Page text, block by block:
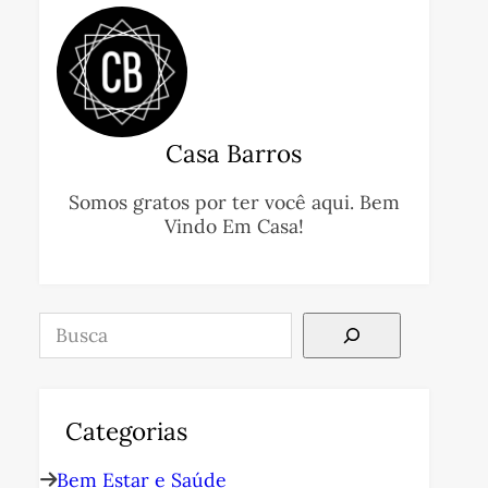
Casa Barros
Somos gratos por ter você aqui. Bem
Vindo Em Casa!
Pesquisar
Categorias
Bem Estar e Saúde